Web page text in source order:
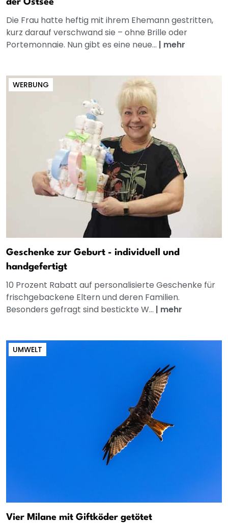
der Ostsee
Die Frau hatte heftig mit ihrem Ehemann gestritten,
kurz darauf verschwand sie – ohne Brille oder
Portemonnaie. Nun gibt es eine neue... | mehr
WERBUNG
Geschenke zur Geburt - individuell und
handgefertigt
10 Prozent Rabatt auf personalisierte Geschenke für
frischgebackene Eltern und deren Familien.
Besonders gefragt sind bestickte W... | mehr
UMWELT
Vier Milane mit Giftköder getötet